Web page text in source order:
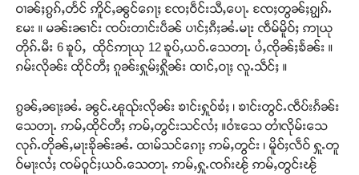
ဝၢၼ်ႈၵွၵ်ႇတႅင် ဢိူင်ႇၼွင်ၵေႃႈ ၸႄႈဝဵင်းသီႇပေႃႉ ၸႄႈတွၼ်ႈၵျွၵ်ႉ
မႄး ။ မၼ်းၼၢင်း ၸပ်းတၢင်းပဵၼ် ပၢင်ႈၵီႈၼႆႉမႃး ၸဵမ်မိူဝ်ႈ ဢႃယု
တိုၵ်ႉမီး 6 ၶူပ်ႇ ထိုင်ဢႃယု 12 ၶူပ်ႇယဝ်ႉသေတႃႉ ပႆႇၸိုၼ်ႈၶႅၼ်း ။
ၵမ်းလိုၼ်း ထိုင်တီႈ ၵူၼ်းႁူမ်ႈႁိူၼ်း ထၢင်ႇဝႃႈ လူႉသဵင်ႈ ။
ၵွၼ်ႇၼႃႈၼႆႉ ၼွင်ႉၽူၺ်းလိုၼ်း ၶၢင်းႁူဝ်ၶႆႈ ၊ ၶၢင်းတွင်ႉၸဵပ်းၵႅၼ်း
သေတႃႉ ဢမ်ႇထိုင်တီႈ ဢမ်ႇတွင်းသင်လႆႈ ။ဝၢႆးသေ တၢႆလိုမ်းသေ
လုၵ်ႉတိုၼ်ႇမႃးၶိုၼ်းၼႆႉ ထၢမ်သင်ၵေႃႈ ဢမ်ႇတွင်း ၊ မိူဝ်ႈလဵဝ် ႁူႉတူ
ဝ်မႃးလႆႈ ၸမ်ဝူင်ႈယဝ်ႉသေတႃႉ ဢမ်ႇႁူႉၸၵ်းၽႂ် ဢမ်ႇတွင်းၽႂ်